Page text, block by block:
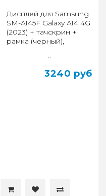
Дисплей для Samsung
SM-A145F Galaxy A14 4G
(2023) + тачскрин +
рамка (черный),
..
3240 руб